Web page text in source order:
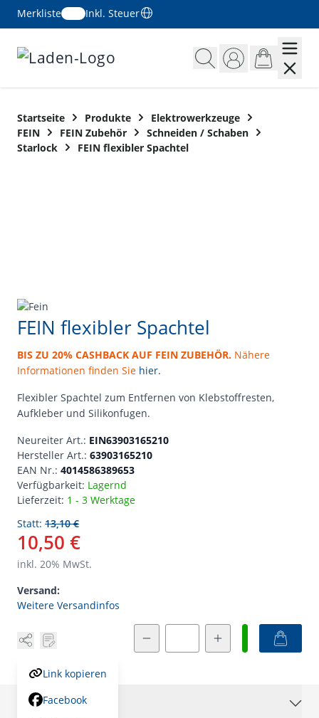
Merkliste
Inkl. Steuer
Startseite Produkte
Elektrowerkzeuge
FEIN
FEIN Zubehör
Schneiden / Schaben
Starlock
FEIN flexibler Spachtel
FEIN flexibler Spachtel
BIS ZU 20% CASHBACK AUF FEIN ZUBEHÖR. Nähere
Informationen finden Sie hier.
Flexibler Spachtel zum Entfernen von Klebstoffresten,
Aufkleber und Silikonfugen.
Neureiter Art.: EIN63903165210
Hersteller Art.: 63903165210
EAN Nr.: 4014586389653
Verfügbarkeit: Lagernd
Lieferzeit: 1 - 3 Werktage
Statt: 13,10 €
10,50 €
inkl. 20% MwSt.
Versand:
Weitere Versandinfos
Link kopieren
Facebook
Beschreibung